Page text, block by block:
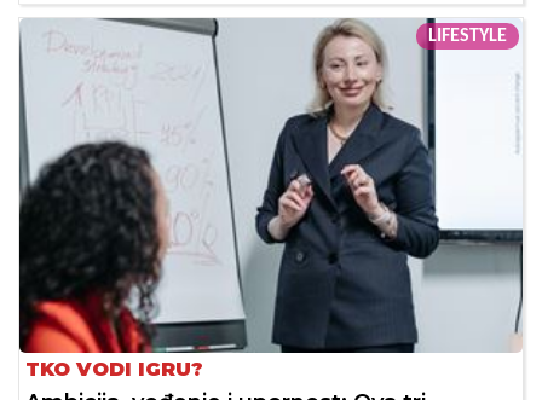
LIFESTYLE
TKO VODI IGRU?